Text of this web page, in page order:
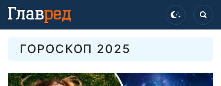
ГОРОСКОП 2025